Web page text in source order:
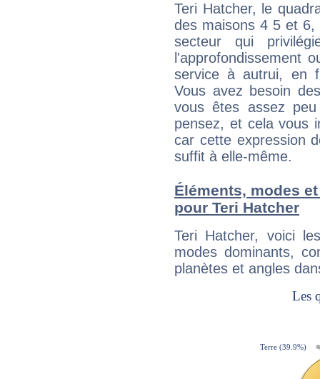
Teri Hatcher, le
des maisons 4 5 et
secteur qui
l'approfondissement
service à autrui, en
Vous avez besoin
vous êtes assez
pensez, et cela vous
car cette expression
suffit à elle-même.
Éléments, modes
pour Teri Hatcher
Teri Hatcher, voici
modes dominants,
planètes et angles